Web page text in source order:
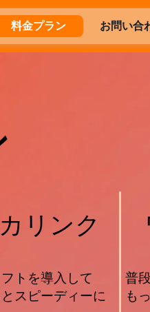
トを導入して
スピーディーに
普
も
リンク
料金プラン お問い合